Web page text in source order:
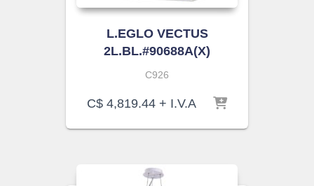
L.EGLO VECTUS
2L.BL.#90688A(X)
C926
C$ 4,819.44 + I.V.A